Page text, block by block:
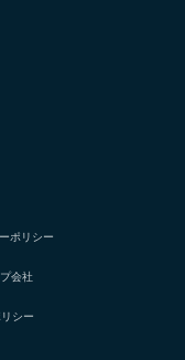
ポリシー
会社
シー